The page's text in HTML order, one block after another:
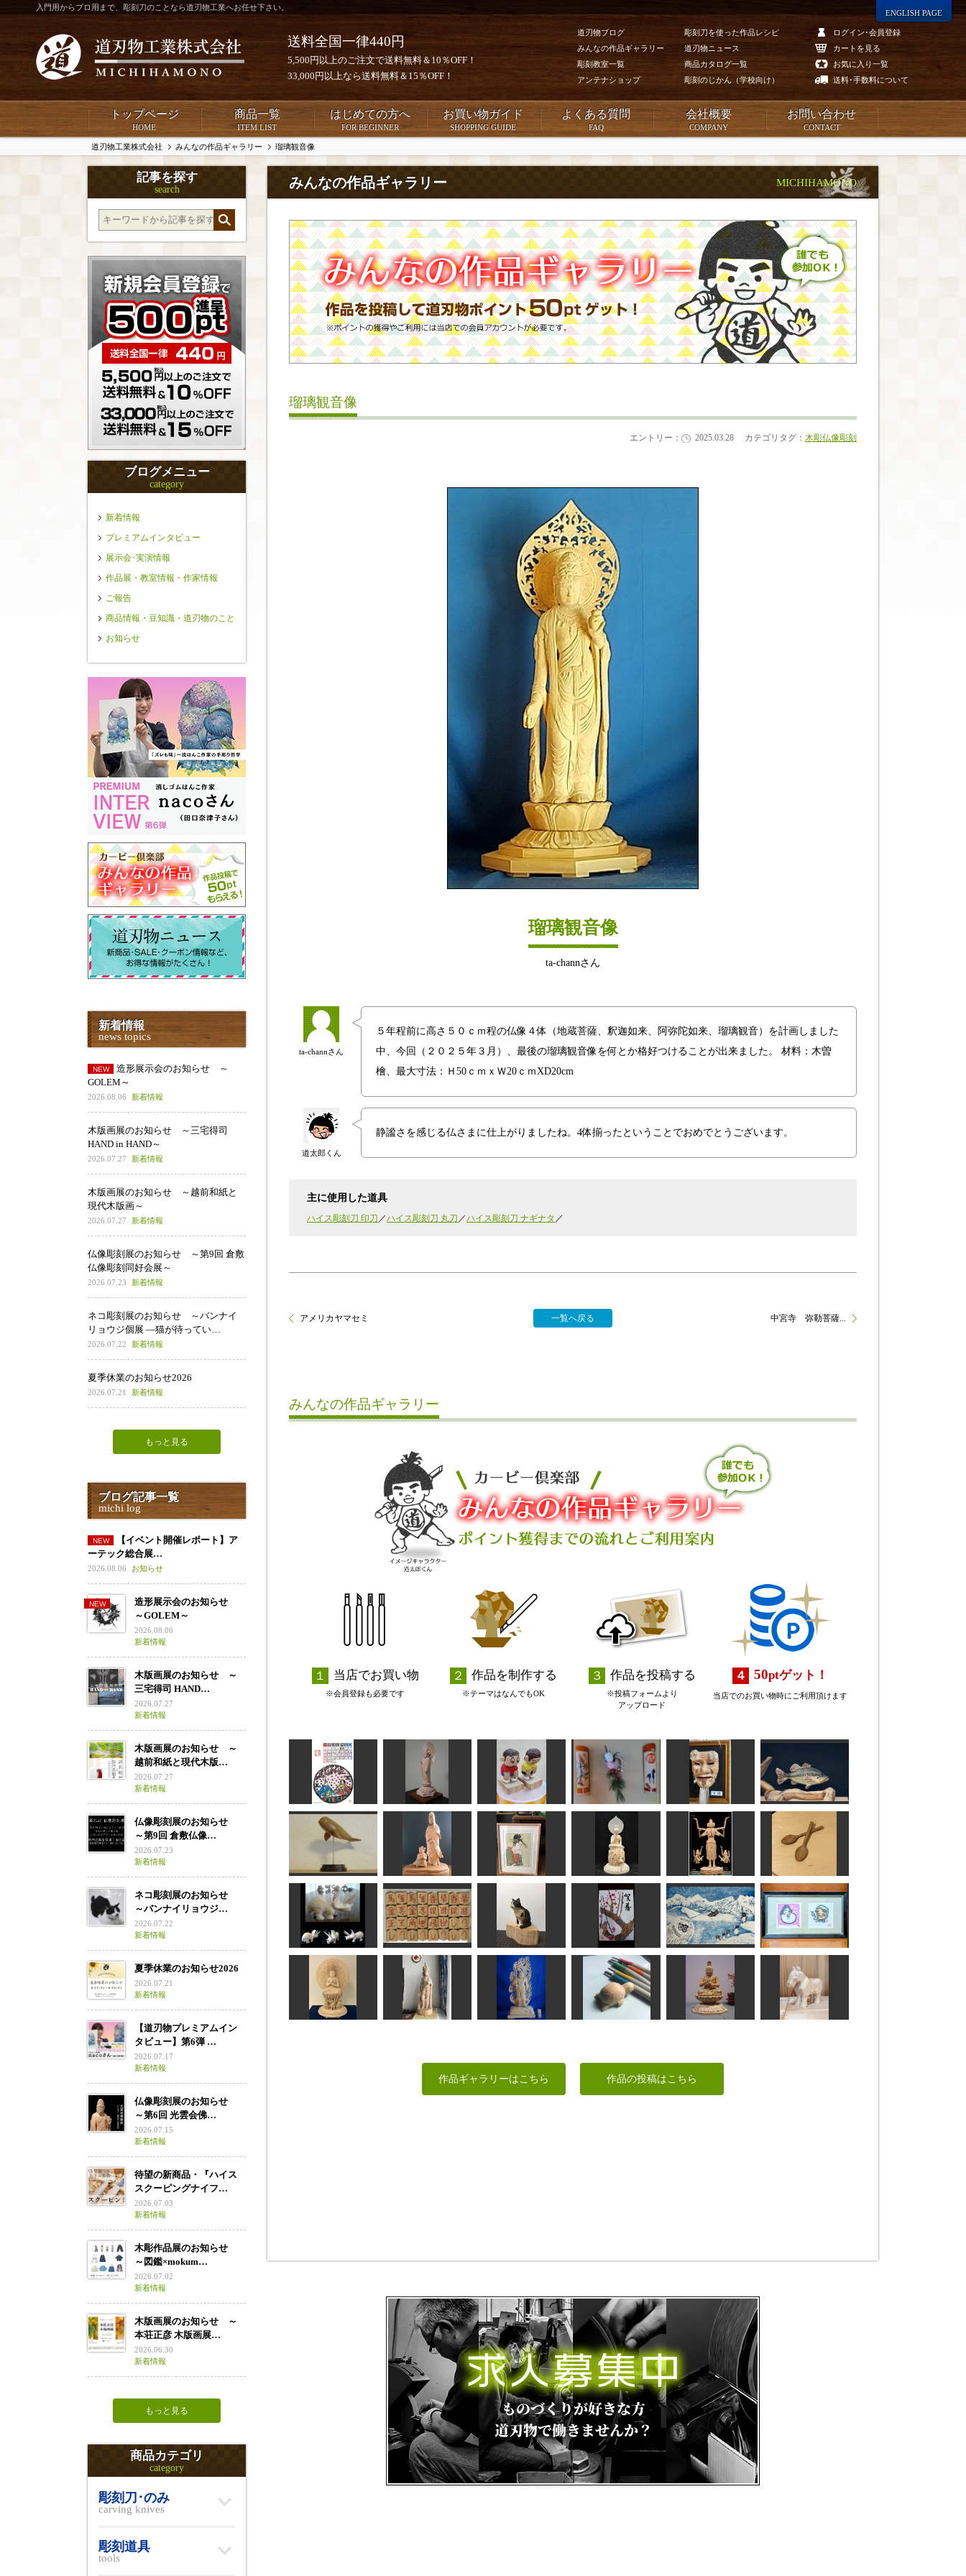
入門用からプロ用まで、彫刻刀のことなら道刃物工業へお任せ下さい。
送料全国一律440円
5,500円以上のご注文で送料無料＆10％OFF！
33,000円以上なら送料無料＆15％OFF！
道刃物ブログ
みんなの作品ギャラリー
彫刻教室一覧
アンテナショップ
彫刻刀を使った作品レシピ
道刃物ニュース
商品カタログ一覧
彫刻のじかん（学校向け）
ログイン･会員登録
カートを見る
お気に入り一覧
送料･手数料について
ENGLISH PAGE
トップページ
HOME
商品一覧
ITEM LIST
はじめての方へ
FOR BEGINNER
お買い物ガイド
SHOPPING GUIDE
よくある質問
FAQ
会社概要
COMPANY
お問い合わせ
CONTACT
道刃物工業株式会社 みんなの作品ギャラリー 瑠璃観音像
みんなの作品ギャラリー MICHIHAMONO
瑠璃観音像
エントリー： 2025.03.28 カテゴリタグ： 木彫仏像彫刻
瑠璃観音像
ta-channさん
ta-channさん
５年程前に高さ５０ｃｍ程の仏像４体（地蔵菩薩、釈迦如来、阿弥陀如来、瑠璃観音）を計画しました
中、今回（２０２５年３月）、最後の瑠璃観音像を何とか格好つけることが出来ました。 材料：木曽
檜、最大寸法：Ｈ50ｃｍｘＷ20ｃｍXD20cm
道太郎くん
静謐さを感じる仏さまに仕上がりましたね。4体揃ったということでおめでとうございます。
主に使用した道具
ハイス彫刻刀 印刀 ハイス彫刻刀 丸刀 ハイス彫刻刀 ナギナタ
アメリカヤマセミ 一覧へ戻る 中宮寺 弥勒菩薩...
みんなの作品ギャラリー
当店でお買い物
※会員登録も必要です
作品を制作する
※テーマはなんでもOK
作品を投稿する
※投稿フォームより
アップロード
50ptゲット！
当店でのお買い物時にご利用頂けます
版画カレンダ 庚子
fuku
阿弥陀如来立像
ラッキー
ごめんなさい
のりお
竹彫り
taka
福の神
内藤 武宝
ブラックバス
MINI
ベルーガ
矢野っち
善財童子と白衣観音
N（エヌ）
美人気量競(写)歌麿
マツちゃん
中宮寺 弥勒菩薩半
跏像
正念
阿修羅像
shadow
カレースプーン
えらむ
トリケラトプス
ken
ごいた竹駒
アリモ
座った猫（黒白ハチ
ワレ）
波間
梅の花の年賀状
ふーちゃん
春がきたらいいな
すずめようこ
「おかめ」と「ひょ
っとこ」
IKA,Create.
十一面観音 不動明王像
ta-chann
カメ
leaf
大日如来
ちゅうさん
作品ギャラリーはこちら 作品の投稿はこちら
記事を探す
search
ブログメニュー
category
新着情報
プレミアムインタビュー
展示会･実演情報
作品展・教室情報・作家情報
ご報告
商品情報・豆知識・道刃物のこと
お知らせ
新着情報
news topics
造形展示会のお知らせ ～
GOLEM～
2026.08.06 新着情報
木版画展のお知らせ ～三宅得司
HAND in HAND～
2026.07.27 新着情報
木版画展のお知らせ ～越前和紙と
現代木版画～
2026.07.27 新着情報
仏像彫刻展のお知らせ ～第9回 倉敷
仏像彫刻同好会展～
2026.07.23 新着情報
ネコ彫刻展のお知らせ ～バンナイ
リョウジ個展 ―猫が待ってい…
2026.07.22 新着情報
夏季休業のお知らせ2026
2026.07.21 新着情報
もっと見る
ブログ記事一覧
michi log
【イベント開催レポート】ア
ーテック総合展…
2026.08.06 お知らせ
造形展示会のお知らせ
～GOLEM～
2026.08.06
新着情報
木版画展のお知らせ ～
三宅得司 HAND…
2026.07.27
新着情報
木版画展のお知らせ ～
越前和紙と現代木版…
2026.07.27
新着情報
仏像彫刻展のお知らせ
～第9回 倉敷仏像…
2026.07.23
新着情報
ネコ彫刻展のお知らせ
～バンナイリョウジ…
2026.07.22
新着情報
夏季休業のお知らせ2026
2026.07.21
新着情報
【道刃物プレミアムイン
タビュー】第6弾 …
2026.07.17
新着情報
仏像彫刻展のお知らせ
～第6回 光雲会佛…
2026.07.15
新着情報
待望の新商品・『ハイス
スクーピングナイフ…
2026.07.03
新着情報
木彫作品展のお知らせ
～図鑑×mokum…
2026.07.02
新着情報
木版画展のお知らせ ～
本荘正彦 木版画展…
2026.06.30
新着情報
もっと見る
商品カテゴリ
category
彫刻刀･のみ
carving knives
彫刻道具
tools